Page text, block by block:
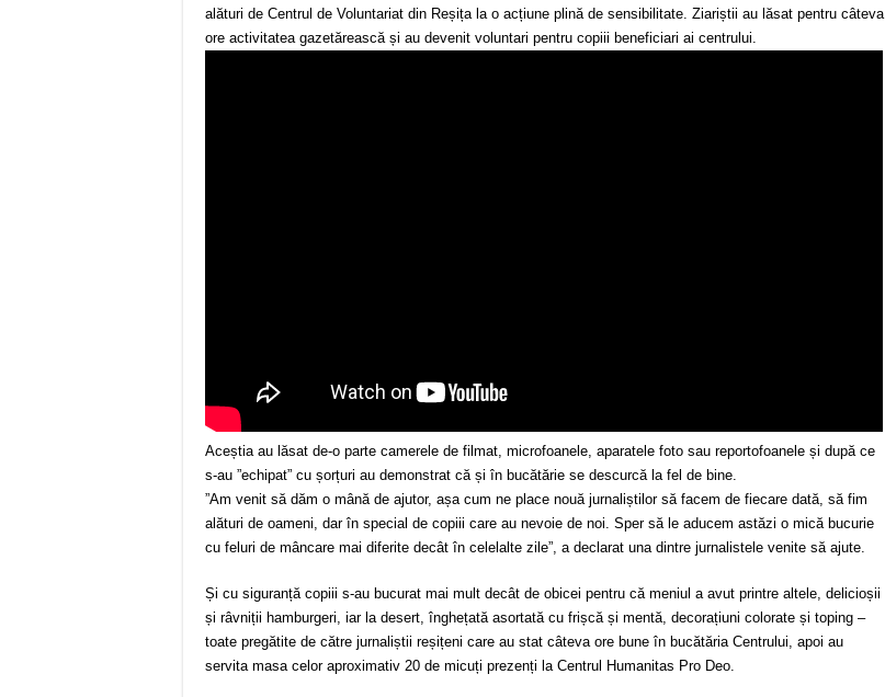
alături de Centrul de Voluntariat din Reșița la o acțiune plină de sensibilitate. Ziariștii au lăsat pentru câteva
ore activitatea gazetărească și au devenit voluntari pentru copiii beneficiari ai centrului.
Aceștia au lăsat de-o parte camerele de filmat, microfoanele, aparatele foto sau reportofoanele și după ce
s-au ”echipat” cu șorțuri au demonstrat că și în bucătărie se descurcă la fel de bine.
”Am venit să dăm o mână de ajutor, așa cum ne place nouă jurnaliștilor să facem de fiecare dată, să fim
alături de oameni, dar în special de copiii care au nevoie de noi. Sper să le aducem astăzi o mică bucurie
cu feluri de mâncare mai diferite decât în celelalte zile”, a declarat una dintre jurnalistele venite să ajute.
Și cu siguranță copiii s-au bucurat mai mult decât de obicei pentru că meniul a avut printre altele, delicioșii
și râvniții hamburgeri, iar la desert, înghețată asortată cu frișcă și mentă, decorațiuni colorate și toping –
toate pregătite de către jurnaliștii reșițeni care au stat câteva ore bune în bucătăria Centrului, apoi au
servita masa celor aproximativ 20 de micuți prezenți la Centrul Humanitas Pro Deo.